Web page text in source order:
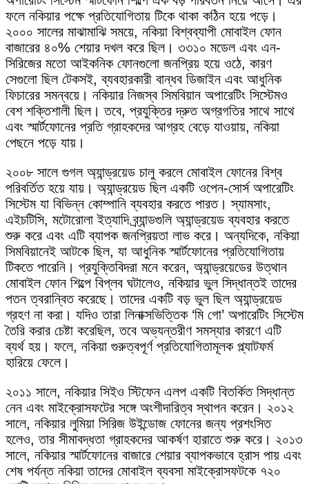
ফলে নকিয়ার পক্ষে প্রতিযোগিতায় টিকে থাকা কঠিন হয়ে পড়ে।
২০০০ সালের মাঝামাঝি সময়ে, নকিয়া বিশ্বব্যাপী মোবাইল ফোন
বাজারের ৪০% শেয়ার দখল করে ছিল। ৩৩১০ মডেল এবং এন-
সিরিজের মতো আইকনিক ফোনগুলো জনপ্রিয় হয়ে ওঠে, কারণ
সেগুলো ছিল টেকসই, ব্যবহারকারী বান্ধব ডিজাইন এবং আধুনিক
ফিচারের সমন্বয়ে। নকিয়ার নিজস্ব সিমবিয়ান অপারেটিং সিস্টেমও
বেশ শক্তিশালী ছিল। তবে, প্রযুক্তির দ্রুত অগ্রগতির সাথে সাথে
এবং স্মার্টফোনের প্রতি গ্রাহকদের আগ্রহ বেড়ে যাওয়ায়, নকিয়া
পেছনে পড়ে যায়।
২০০৮ সালে গুগল অ্যান্ড্রয়েড চালু করলে মোবাইল ফোনের বিশ্ব
পরিবর্তিত হয়ে যায়। অ্যান্ড্রয়েড ছিল একটি ওপেন-সোর্স অপারেটিং
সিস্টেম যা বিভিন্ন কোম্পানি ব্যবহার করতে পারত। স্যামসাং,
এইচটিসি, মটোরোলা ইত্যাদি ব্র্যান্ডগুলি অ্যান্ড্রয়েড ব্যবহার করতে
শুরু করে এবং এটি ব্যাপক জনপ্রিয়তা লাভ করে। অন্যদিকে, নকিয়া
সিমবিয়ানেই আটকে ছিল, যা আধুনিক স্মার্টফোনের প্রতিযোগিতায়
টিকতে পারেনি। প্রযুক্তিবিদরা মনে করেন, অ্যান্ড্রয়েডের উত্থান
মোবাইল ফোন শিল্পে বিপ্লব ঘটালেও, নকিয়ার ভুল সিদ্ধান্তই তাদের
পতন ত্বরান্বিত করেছে। তাদের একটি বড় ভুল ছিল অ্যান্ড্রয়েড
গ্রহণ না করা। যদিও তারা লিনাক্সভিত্তিক ‘মি গো’ অপারেটিং সিস্টেম
তৈরি করার চেষ্টা করেছিল, তবে অভ্যন্তরীণ সমস্যার কারণে এটি
ব্যর্থ হয়। ফলে, নকিয়া গুরুত্বপূর্ণ প্রতিযোগিতামূলক প্ল্যাটফর্ম
হারিয়ে ফেলে।
২০১১ সালে, নকিয়ার সিইও স্টিফেন এলপ একটি বিতর্কিত সিদ্ধান্ত
নেন এবং মাইক্রোসফটের সঙ্গে অংশীদারিত্ব স্থাপন করেন। ২০১২
সালে, নকিয়ার লুমিয়া সিরিজ উইন্ডোজ ফোনের জন্য প্রশংসিত
হলেও, তার সীমাবদ্ধতা গ্রাহকদের আকর্ষণ হারাতে শুরু করে। ২০১৩
সালে, নকিয়ার স্মার্টফোনের বাজারে শেয়ার ব্যাপকভাবে হ্রাস পায় এবং
শেষ পর্যন্ত নকিয়া তাদের মোবাইল ব্যবসা মাইক্রোসফটকে ৭২০